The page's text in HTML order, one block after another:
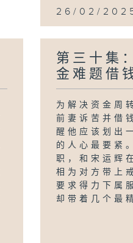
26/02/
第三十集
金难题借
为解决资金周
前妻诉苦并借
醒他应该划出
的人心最要紧
职，和宋运辉
相为对方带上
要求得力下属
却带着几个最